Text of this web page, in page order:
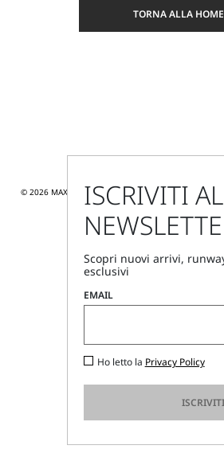
TORNA ALLA HOME
© 2026 MAX MARA S.R.L. P. IVA NR. 01397620350 -
NR. 01044120358
ISCRIVITI
Scopri nuovi arrivi,
esclusivi
EMAIL
Ho letto la Privacy Policy
ISCRIVITI